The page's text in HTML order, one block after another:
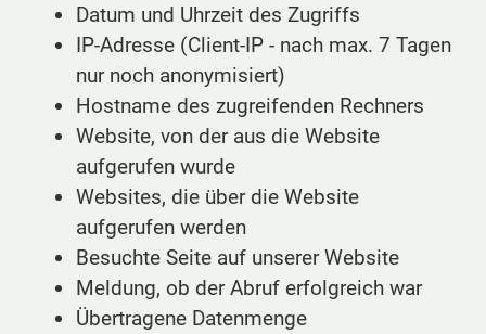
Datum und Uhrzeit des Zugriffs
IP-Adresse (Client-IP - nach max. 7 Tagen
nur noch anonymisiert)
Hostname des zugreifenden Rechners
Website, von der aus die Website
aufgerufen wurde
Websites, die über die Website
aufgerufen werden
Besuchte Seite auf unserer Website
Meldung, ob der Abruf erfolgreich war
Übertragene Datenmenge